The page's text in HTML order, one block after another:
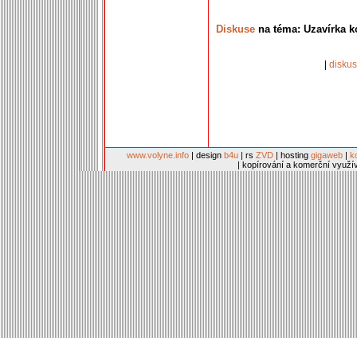
Diskuse na téma: Uzavírka
www.volyne.info | design b4u | rs ZVD | hosting gigaweb |
| kopírování a komerční